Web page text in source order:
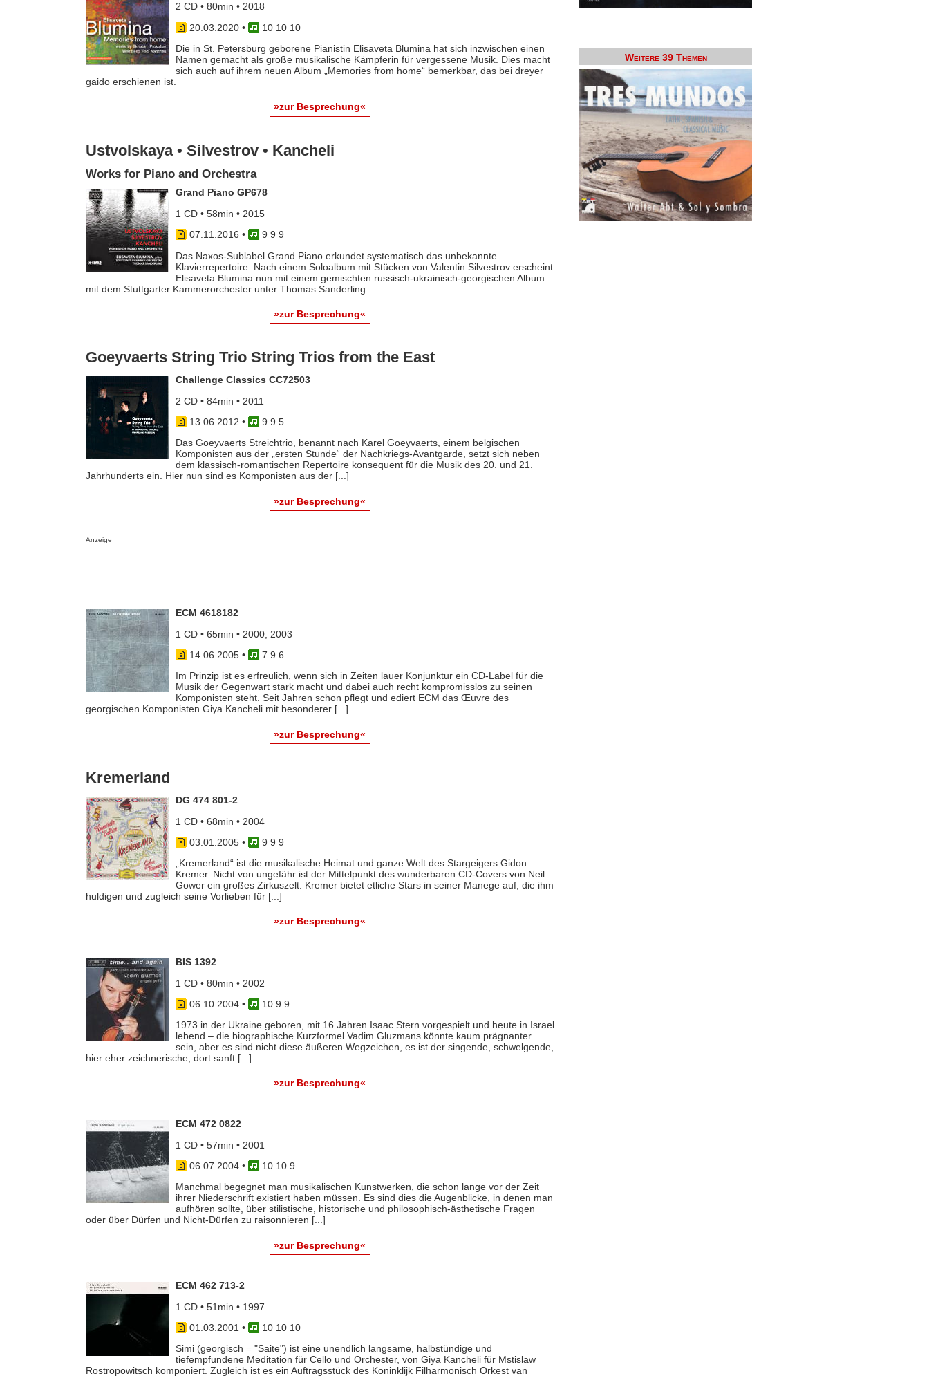
2 CD • 80min • 2018
20.03.2020•
10 10 10
Die in St. Petersburg geborene Pianistin Elisaveta Blumina hat sich inzwischen einen
Namen gemacht als große musikalische Kämpferin für vergessene Musik. Dies macht
sich auch auf ihrem neuen Album „Memories from home“ bemerkbar, das bei dreyer
gaido erschienen ist.
»zur Besprechung«
Ustvolskaya • Silvestrov • Kancheli
Works for Piano and Orchestra
Grand Piano GP678
1 CD • 58min • 2015
07.11.2016 •
9 9 9
Das Naxos-Sublabel Grand Piano erkundet systematisch das unbekannte
Klavierrepertoire. Nach einem Soloalbum mit Stücken von Valentin Silvestrov erscheint
Elisaveta Blumina nun mit einem gemischten russisch-ukrainisch-georgischen Album
mit dem Stuttgarter Kammerorchester unter Thomas Sanderling
»zur Besprechung«
Goeyvaerts String Trio String Trios from the East
Challenge Classics CC72503
2 CD • 84min • 2011
13.06.2012 •
9 9 5
Das Goeyvaerts Streichtrio, benannt nach Karel Goeyvaerts, einem belgischen
Komponisten aus der „ersten Stunde“ der Nachkriegs-Avantgarde, setzt sich neben
dem klassisch-romantischen Repertoire konsequent für die Musik des 20. und 21.
Jahrhunderts ein. Hier nun sind es Komponisten aus der [...]
»zur Besprechung«
Anzeige
ECM 4618182
1 CD • 65min • 2000, 2003
14.06.2005•
7 9 6
Im Prinzip ist es erfreulich, wenn sich in Zeiten lauer Konjunktur ein CD-Label für die
Musik der Gegenwart stark macht und dabei auch recht kompromisslos zu seinen
Komponisten steht. Seit Jahren schon pflegt und ediert ECM das Œuvre des
georgischen Komponisten Giya Kancheli mit besonderer [...]
»zur Besprechung«
Kremerland
DG 474 801-2
1 CD • 68min • 2004
03.01.2005•
9 9 9
„Kremerland“ ist die musikalische Heimat und ganze Welt des Stargeigers Gidon
Kremer. Nicht von ungefähr ist der Mittelpunkt des wunderbaren CD-Covers von Neil
Gower ein großes Zirkuszelt. Kremer bietet etliche Stars in seiner Manege auf, die ihm
huldigen und zugleich seine Vorlieben für [...]
»zur Besprechung«
BIS 1392
1 CD • 80min • 2002
06.10.2004•
10 9 9
1973 in der Ukraine geboren, mit 16 Jahren Isaac Stern vorgespielt und heute in Israel
lebend – die biographische Kurzformel Vadim Gluzmans könnte kaum prägnanter
sein, aber es sind nicht diese äußeren Wegzeichen, es ist der singende, schwelgende,
hier eher zeichnerische, dort sanft [...]
»zur Besprechung«
ECM 472 0822
1 CD • 57min • 2001
06.07.2004•
10 10 9
Manchmal begegnet man musikalischen Kunstwerken, die schon lange vor der Zeit
ihrer Niederschrift existiert haben müssen. Es sind dies die Augenblicke, in denen man
aufhören sollte, über stilistische, historische und philosophisch-ästhetische Fragen
oder über Dürfen und Nicht-Dürfen zu raisonnieren [...]
»zur Besprechung«
ECM 462 713-2
1 CD • 51min • 1997
01.03.2001 •
10 10 10
Simi (georgisch = "Saite") ist eine unendlich langsame, halbstündige und
tiefempfundene Meditation für Cello und Orchester, von Giya Kancheli für Mstislaw
Rostropowitsch komponiert. Zugleich ist es ein Auftragsstück des Koninklijk Filharmonisch Orkest van
Weitere 39 Themen